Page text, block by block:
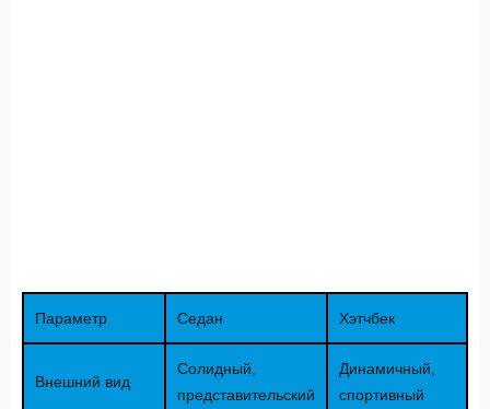
Параметр Седан Хэтчбек
Внешний вид
Солидный,
представительский
Динамичный,
спортивный